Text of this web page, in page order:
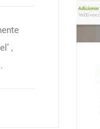
,